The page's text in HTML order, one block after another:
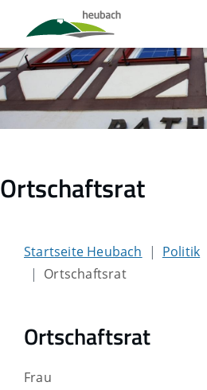
Ortschaftsrat
Startseite Heubach Politik
Ortschaftsrat
Ortschaftsrat
Frau